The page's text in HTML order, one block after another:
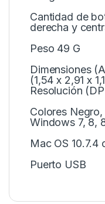
Cantidad de
derecha y
Peso 49 G
Dimensiones
(1,54 x 2,91 x
Resolución
Colores Negro,
Windows 7, 8,
Mac OS 10.7.4
Puerto USB